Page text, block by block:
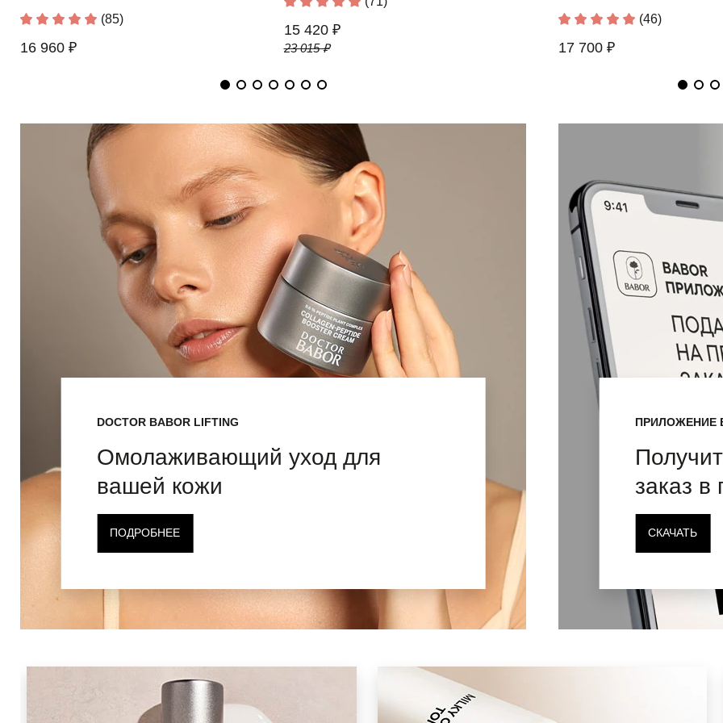
(85)
16 960 ₽
15 420 ₽
23 015 ₽
(12)
6 630 ₽
(46)
17 700 ₽
DOCTOR BABOR LIFTING
Омолаживающий уход для
вашей кожи
ПОДРОБНЕЕ
ПРИЛОЖЕНИЕ
заказ в
СКАЧАТЬ